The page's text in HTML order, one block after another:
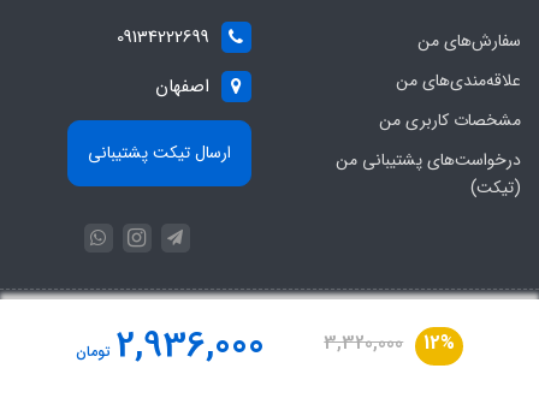
12%
3,320,000
2,936,000 تومان
سفارش‌های من
علاقه‌مندی‌های من
مشخصات کاربری من
درخواست‌های پشتیبانی من
(تیکت)
09134222699
اصفهان
ارسال تیکت پشتیبانی
با عضویت در خبرنامه، از تخفیف‌ها و جدیدترین‌های فروشگاه باخبر شوید:
عضویت